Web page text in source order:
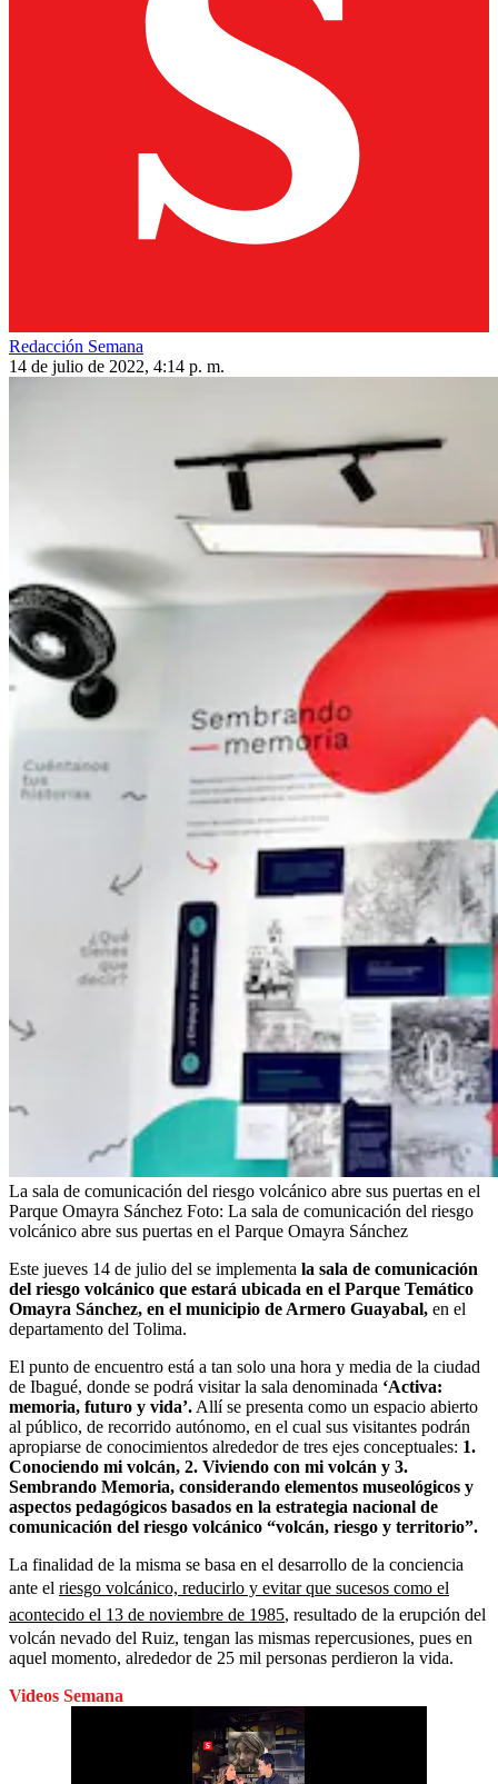
Redacción Semana
14 de julio de 2022, 4:14 p. m.
La sala de comunicación del riesgo volcánico abre sus puertas en el
Parque Omayra Sánchez Foto: La sala de comunicación del riesgo
volcánico abre sus puertas en el Parque Omayra Sánchez
Este jueves 14 de julio del se implementa la sala de comunicación
del riesgo volcánico que estará ubicada en el Parque Temático
Omayra Sánchez, en el municipio de Armero Guayabal, en el
departamento del Tolima.
El punto de encuentro está a tan solo una hora y media de la ciudad
de Ibagué, donde se podrá visitar la sala denominada ‘Activa:
memoria, futuro y vida’. Allí se presenta como un espacio abierto
al público, de recorrido autónomo, en el cual sus visitantes podrán
apropiarse de conocimientos alrededor de tres ejes conceptuales: 1.
Conociendo mi volcán, 2. Viviendo con mi volcán y 3.
Sembrando Memoria, considerando elementos museológicos y
aspectos pedagógicos basados en la estrategia nacional de
comunicación del riesgo volcánico “volcán, riesgo y territorio”.
La finalidad de la misma se basa en el desarrollo de la conciencia
ante el riesgo volcánico, reducirlo y evitar que sucesos como el
acontecido el 13 de noviembre de 1985, resultado de la erupción del
volcán nevado del Ruiz, tengan las mismas repercusiones, pues en
aquel momento, alrededor de 25 mil personas perdieron la vida.
Videos Semana